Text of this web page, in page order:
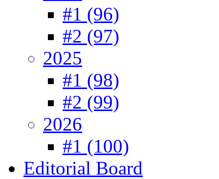
#1 (96)
#2 (97)
2025
#1 (98)
#2 (99)
2026
#1 (100)
Editorial Board